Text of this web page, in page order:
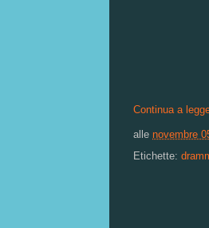
Continua a
alle novembre
Etichette: